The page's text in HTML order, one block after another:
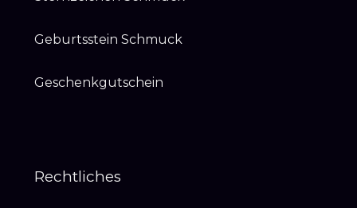
Geburtsstein Schmuck
Geschenkgutschein
Rechtliches